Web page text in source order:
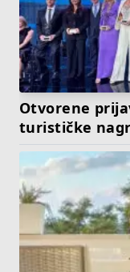
Otvorene
turističke